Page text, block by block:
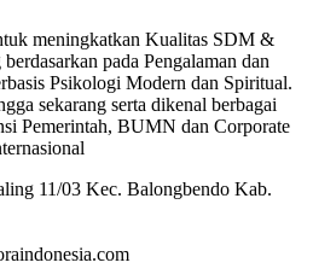
meningkatkan Kualitas SDM &
pada Pengalaman dan
Psikologi Modern dan Spiritual.
sekarang serta dikenal berbagai
Pemerintah, BUMN dan Corporate
11/03 Kec. Balongbendo Kab.